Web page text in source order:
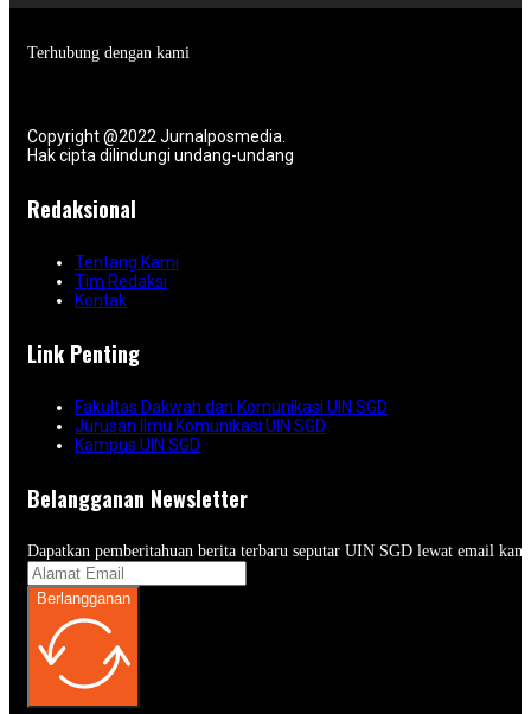
Terhubung dengan kami
Copyright @2022 Jurnalposmedia.
Hak cipta dilindungi undang-undang
Redaksional
Tentang Kami
Tim Redaksi
Kontak
Link Penting
Fakultas Dakwah dan Komunikasi UIN SGD
Jurusan Ilmu Komunikasi UIN SGD
Kampus UIN SGD
Belangganan Newsletter
Dapatkan pemberitahuan berita terbaru seputar UIN SGD lewat email
Berlangganan